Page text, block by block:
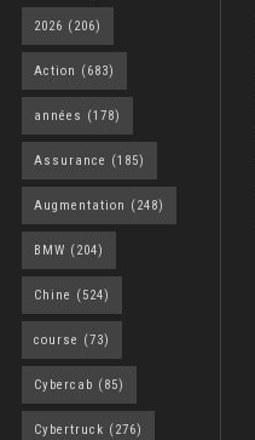
2026 (206)
Action (683)
années (178)
Assurance (185)
Augmentation (248)
BMW (204)
Chine (524)
course (73)
Cybercab (85)
Cybertruck (276)